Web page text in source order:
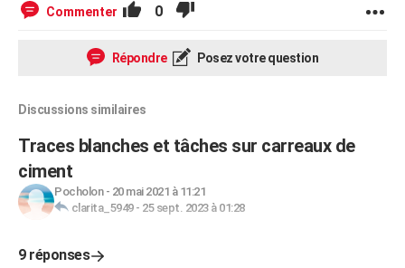
Commenter 0
Répondre Posez votre question
Discussions similaires
Traces blanches et tâches sur carreaux de
ciment
Pocholon- 20 mai 2021 à 11:21
clarita_5949- 25 sept. 2023 à 01:28
9 réponses